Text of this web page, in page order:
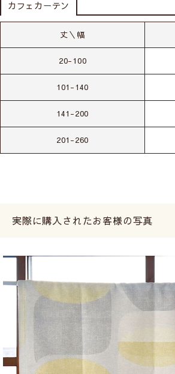
カフェカーテン
丈＼幅
20-100
101-140
141-200
201-260
実際に購入されたお客様の写真